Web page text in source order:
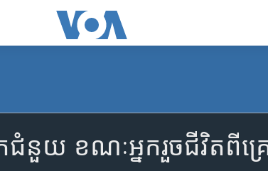
ជំនួយ​ ខណៈ​អ្នក​រួច​ជីវិត​ពី​គ្